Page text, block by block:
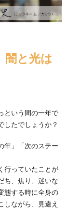
闇と光は
という間の一年で
したでしょうか？
年」「次のステー
行っていたことが
ち、焦り、迷いな
態する時に全身の
しながら、見違え